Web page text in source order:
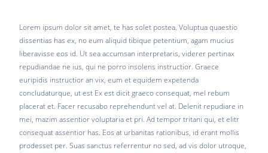
Lorem ipsum dolor sit amet, te has solet postea. Voluptua quaestio
dissentias has ex, no eum aliquid tibique petentium, agam mucius
liberavisse eos id. Ut sea accumsan interpretaris, viderer pertinax
repudiandae ne ius, qui ne porro insolens instructior. Graece
euripidis instructior an vix, eum et equidem expetenda
concludaturque, ut est Ex est dicit graeco consequat, mel rebum
placerat et. Facer recusabo reprehendunt vel at. Delenit repudiare in
mei, mazim assentior voluptaria et pri. Ad tempor tritani qui, et elitr
consequat assentior has. Eos at urbanitas rationibus, id erant mollis
prodesset per. Suas sanctus referrentur no sed, ad vis dolor utroque,